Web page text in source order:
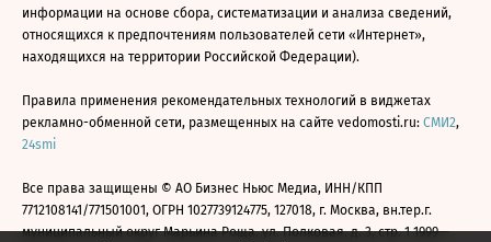
информации на основе сбора, систематизации и анализа сведений,
относящихся к предпочтениям пользователей сети «Интернет»,
находящихся на территории Российской Федерации).
Правила применения рекомендательных технологий в виджетах
рекламно-обменной сети, размещенных на сайте vedomosti.ru: СМИ2,
24smi
Все права защищены © АО Бизнес Ньюс Медиа, ИНН/КПП
7712108141/771501001, ОГРН 1027739124775, 127018, г. Москва, вн.тер.г.
муниципальный округ Марьина Роща, ул. Полковая, д. 3, стр. 1 1999—